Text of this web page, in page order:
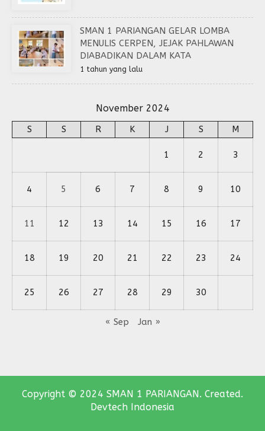
SMAN 1 PARIANGAN GELAR LOMBA
MENULIS CERPEN, JEJAK PAHLAWAN
DIABADIKAN DALAM KATA
1 tahun yang lalu
November 2024
S S R K J S M
1 2 3
4 5 6 7 8 9 10
11 12 13 14 15 16 17
18 19 20 21 22 23 24
25 26 27 28 29 30
« Sep Jan »
Copyright © 2024 SMAN 1 PARIANGAN. Created.
Devtech Indonesia